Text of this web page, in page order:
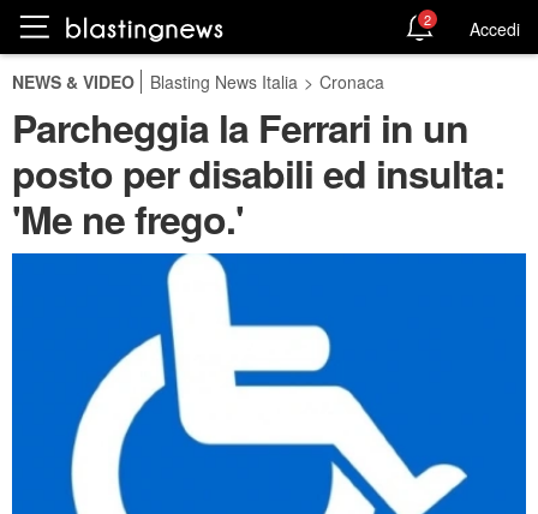
2 Accedi
NEWS & VIDEO Blasting News Italia > Cronaca
Parcheggia la Ferrari in un
posto per disabili ed insulta:
'Me ne frego.'